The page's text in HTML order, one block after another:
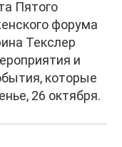
Пятого
форума
Текслер
и
которые
26 октября.